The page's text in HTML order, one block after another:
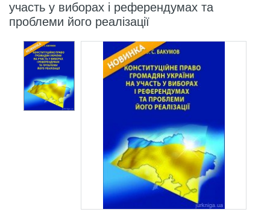
участь у виборах і референдумах та
проблеми його реалізації